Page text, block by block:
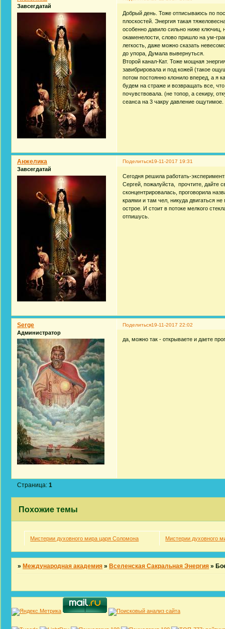
Завсегдатай
Добрый день. Тоже отписываюсь по
плоскостей. Энергия такая
особенно давило сильно ниже
окаменелости, слово пришло на ум-
легкость, даже можно сказать
до упора, Думала вывернуться.
Второй канал-Кат. Тоже мощная
завибрировала и под кожей (такое
потом постоянно клонило вперед, а я
будем на страже и возвращать все,
почувствовала. (не топор, а секиру,
сеанса на 3 чакру давление
Поделиться19-11-2017 19:31
Анжелика
Завсегдатай
Сегодня решила работать-
Сергей, пожалуйста, прочтите, дайте
сконцентрировалась, проговорила
краями и там чел, никуда двигаться
острое. И стоит в потоке мелкого
отпишусь.
Поделиться19-11-2017 22:02
Serge
Администратор
да, можно так - открываете и даете
Страница:1
Похожие темы
Мистерии духовного мира царя Соломона Мистерии духовного
» Международная академия » Вселенская Сакральная Энергия »